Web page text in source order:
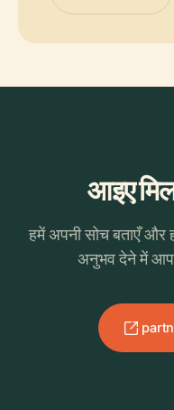
आइए
हमें अपनी सोच बताएँ
अनुभव देने में